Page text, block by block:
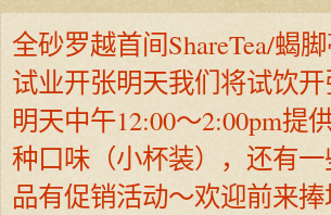
全砂罗越首间ShareTea/蝎
试业开张明天我们将试饮
明天中午12:00～2:00pm提
种口味（小杯装），还有
品有促销活动～欢迎前来捧